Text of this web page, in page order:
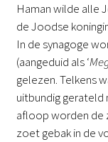
Haman wilde alle
de Joodse
In de synagoge
(aangeduid als ‘
gelezen. Telkens
uitbundig gerateld
afloop worden de
zoet gebak in de